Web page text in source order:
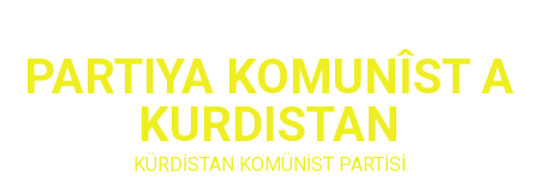
contentPARTIYA KOMUNÎST A
KURDISTAN
KÜRDİSTAN KOMÜNİST PARTİSİ